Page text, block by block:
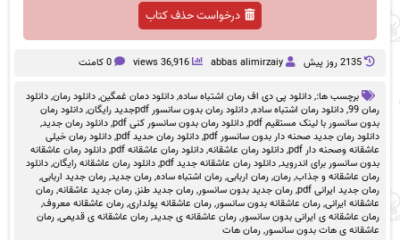
درخواست حذف کتاب
2135 روز پيش abbas alimirzaiy
36,916 views 0 کامنت
برچسب ها:,دانلود پی دی اف رمان اشتباه ساده,دانلود دمان غمگین,دانلود رمان,دانلود
رمان 99
,دانلود رمان اشتباه ساده,دانلود رمان بدون سانسور pdfجدید رایگان ,دانلود رمان
بدون سانسور با لینک مستقیم pdf
,دانلود رمان بدون سانسور کنی pdf ,دانلود رمان جدید,
دانلود رمان جدید صحنه دار بدون سانسور pdf
,دانلود رمان حدید pdf ,دانلود رمان خیلی
عاشقانه وصحنه دار pdf
,دانلود رمان عاشقانه,دانلود رمان عاشقانه pdf ,دانلود رمان عاشقانه
بدون سانسور برای اندروید,دانلود رمان عاشقانه جدید pdf ,دانلود رمان عاشقانه رایگان,دانلود
رمان عاشقانه و جذاب,رمان,رمان اربابی,رمان اشتباه ساده,رمان جدید,رمان جدید اربابی,
رمان جدید ایرانی pdf
,رمان جدید بدون سانسور,رمان جدید طنز,رمان جدید عاشقانه,رمان
عاشقانه ایرانی,رمان عاشقانه بدون سانسور,رمان عاشقانه پولداری,رمان عاشقانه معروف,
رمان عاشقانه ی ایرانی بدون سانسور,رمان عاشقانه ی جدید,رمان عاشقانه ی قدیمی,رمان
عاشقانه ی هات بدون سانسور,رمان هات